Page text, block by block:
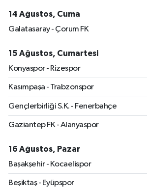
14 Ağustos, Cuma
Galatasaray - Çorum FK
15 Ağustos, Cumartesi
Konyaspor - Rizespor
Kasımpaşa - Trabzonspor
Gençlerbirliği S.K. - Fenerbahçe
Gaziantep FK - Alanyaspor
16 Ağustos, Pazar
Başakşehir - Kocaelispor
Beşiktaş - Eyüpspor